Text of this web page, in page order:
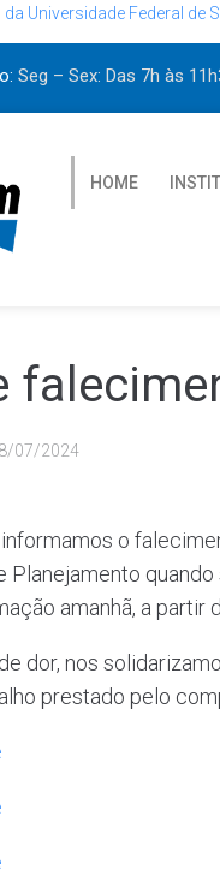
Universidade Federal de
Seg – Sex: Das 7h às
HOME
07/2024
o
Planejamento
amanhã, a partir
dor, nos
prestado pelo